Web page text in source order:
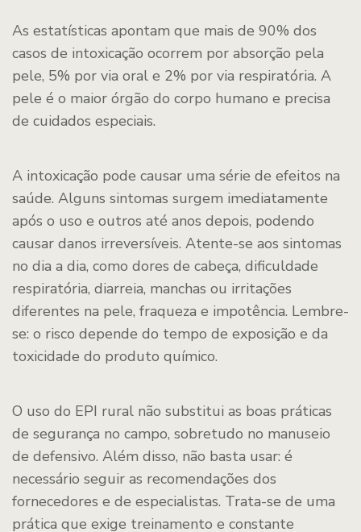
As estatísticas apontam que mais de 90% dos
casos de intoxicação ocorrem por absorção pela
pele, 5% por via oral e 2% por via respiratória. A
pele é o maior órgão do corpo humano e precisa
de cuidados especiais.
A intoxicação pode causar uma série de efeitos na
saúde. Alguns sintomas surgem imediatamente
após o uso e outros até anos depois, podendo
causar danos irreversíveis. Atente-se aos sintomas
no dia a dia, como dores de cabeça, dificuldade
respiratória, diarreia, manchas ou irritações
diferentes na pele, fraqueza e impotência. Lembre-
se: o risco depende do tempo de exposição e da
toxicidade do produto químico.
O uso do EPI rural não substitui as boas práticas
de segurança no campo, sobretudo no manuseio
de defensivo. Além disso, não basta usar: é
necessário seguir as recomendações dos
fornecedores e de especialistas. Trata-se de uma
prática que exige treinamento e constante